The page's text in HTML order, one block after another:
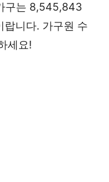
구는 8,545,843
니다. 가구원 수
세요!